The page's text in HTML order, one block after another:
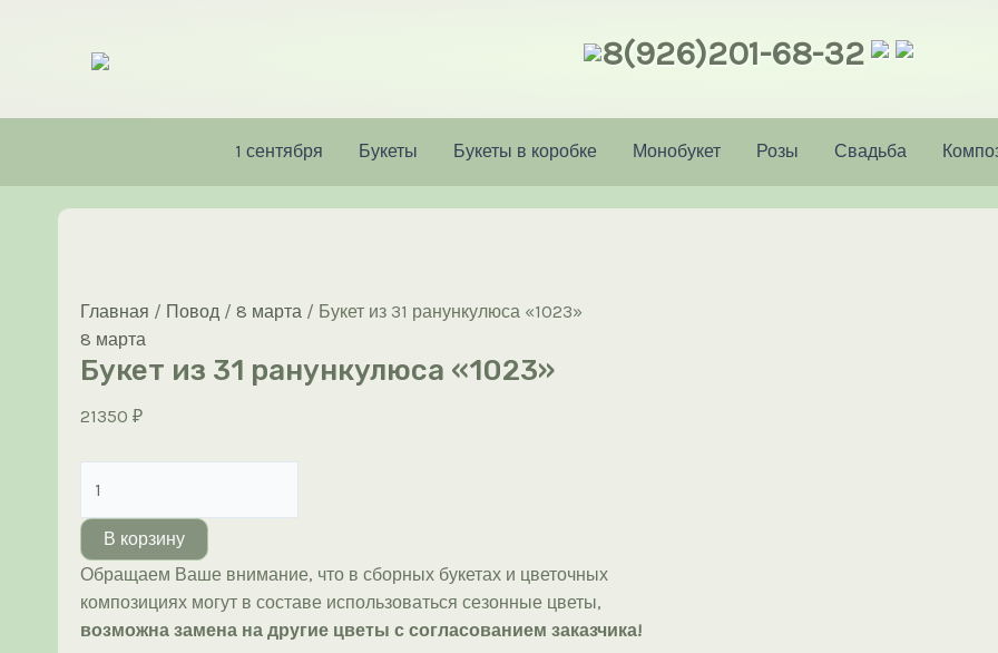
содержимому
8(926)201-68-32
1 сентября Букеты Букеты в коробке Монобукет Розы Свадьба
Главная / Повод / 8 марта / Букет из 31 ранункулюса «1023»
8 марта
Букет из 31 ранункулюса «1023»
21350 ₽
товара
Букет
из
31
ранункулюса
«1023»
В корзину
Обращаем Ваше внимание, что в сборных букетах и цветочных
композициях могут в составе использоваться сезонные цветы,
возможна замена на другие цветы с согласованием заказчика!